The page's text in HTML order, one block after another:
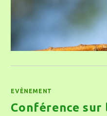
EVÈNEMENT
Conférence sur